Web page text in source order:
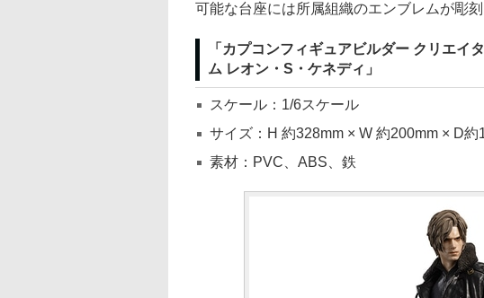
可能な台座には所属組織のエンブレムが彫刻
「カプコンフィギュアビルダー クリエイ
ム レオン・S・ケネディ」
スケール：1/6スケール
サイズ：H 約328mm × W 約200mm × D約
素材：PVC、ABS、鉄